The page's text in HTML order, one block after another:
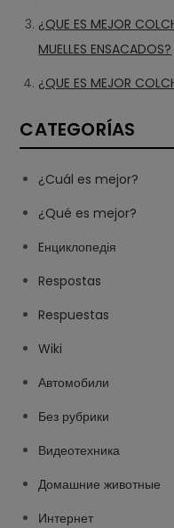
¿QUE ES MEJOR
MUELLES ENSACADOS?
¿QUE ES MEJOR
CATEGORÍAS
¿Cuál es mejor?
¿Qué es mejor?
Eнциклопедія
Respostas
Respuestas
Wiki
Автомобили
Без рубрики
Видеотехника
Домашние животные
Интернет